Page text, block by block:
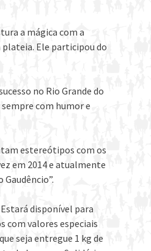
a mágica com a
Ele participou do
no Rio Grande do
com humor e
estereótipos com os
em 2014 e atualmente
disponível para
com valores especiais
seja entregue 1 kg de